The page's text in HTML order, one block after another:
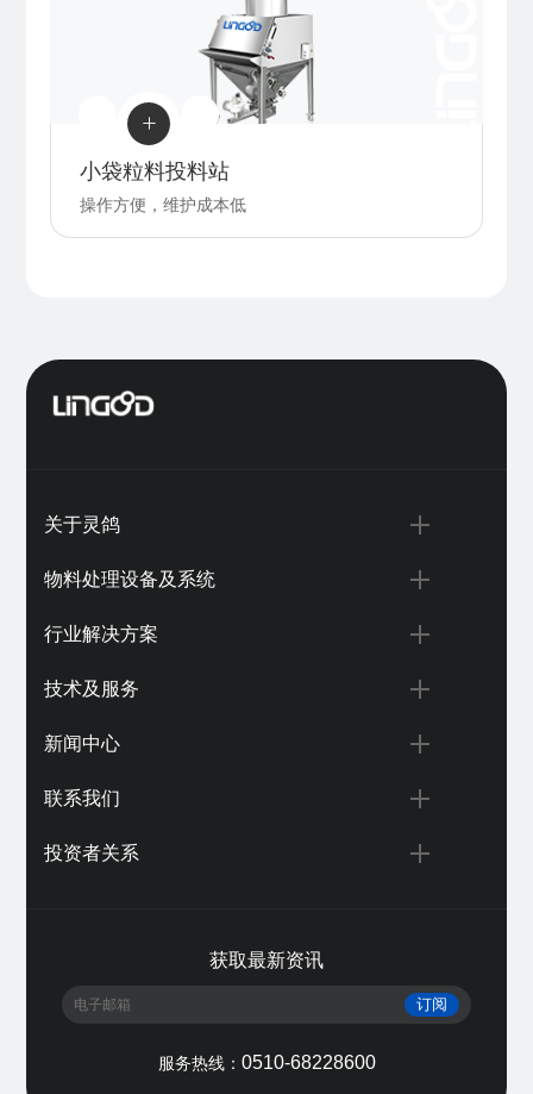

小袋粒料投料站
操作方便，维护成本低
关于灵鸽
物料处理设备及系统
行业解决方案
技术及服务
新闻中心
联系我们
投资者关系
获取最新资讯
订阅
服务热线： 0510-68228600